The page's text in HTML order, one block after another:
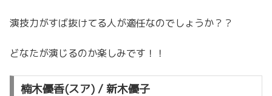
演技力がすば抜けてる人が適任なのでしょうか？？
どなたが演じるのか楽しみです！！
楠木優香(スア) / 新木優子